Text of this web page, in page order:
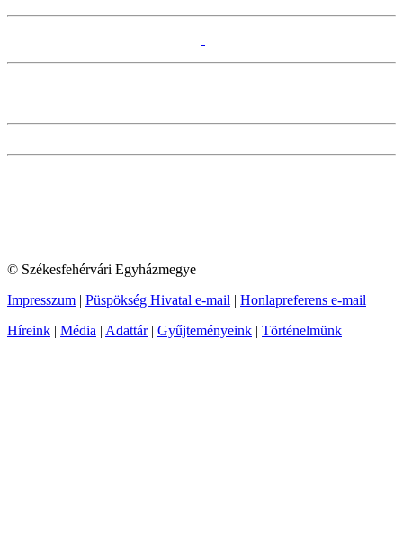
© Székesfehérvári Egyházmegye
Impresszum | Püspökség Hivatal e-mail | Honlapreferens e-mail
Híreink | Média | Adattár| Gyűjteményeink | Történelmünk